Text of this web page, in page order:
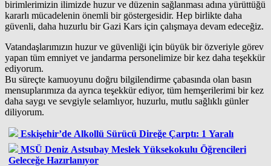
birimlerimizin ilimizde huzur ve düzenin sağlanması adına yürüttüğü
kararlı mücadelenin önemli bir göstergesidir. Hep birlikte daha
güvenli, daha huzurlu bir Gazi Kars için çalışmaya devam edeceğiz.
Vatandaşlarımızın huzur ve güvenliği için büyük bir özveriyle görev
yapan tüm emniyet ve jandarma personelimize bir kez daha teşekkür
ediyorum.
Bu süreçte kamuoyunu doğru bilgilendirme çabasında olan basın
mensuplarımıza da ayrıca teşekkür ediyor, tüm hemşerilerimi bir kez
daha saygı ve sevgiyle selamlıyor, huzurlu, mutlu sağlıklı günler
diliyorum.
Eskişehir’de Alkollü Sürücü Direğe Çarptı: 1 Yaralı
MSÜ Deniz Astsubay Meslek Yüksekokulu Öğrencileri
Geleceğe Hazırlanıyor